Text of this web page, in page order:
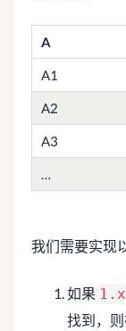
A
A1
A2
A3
…
我们需要实现
如果
找到，